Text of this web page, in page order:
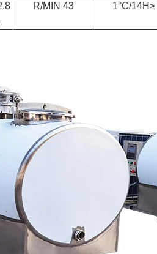
≤1°C/14H
43 R/MIN